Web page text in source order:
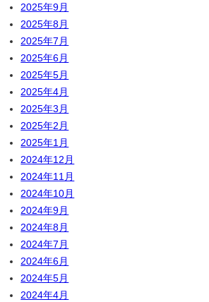
2025年9月
2025年8月
2025年7月
2025年6月
2025年5月
2025年4月
2025年3月
2025年2月
2025年1月
2024年12月
2024年11月
2024年10月
2024年9月
2024年8月
2024年7月
2024年6月
2024年5月
2024年4月